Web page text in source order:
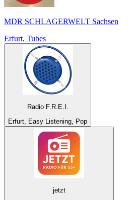
MDR SCHLAGERWELT Sachsen
Erfurt, Tubes
Radio F.R.E.I.
Erfurt, Easy Listening, Pop
jetzt